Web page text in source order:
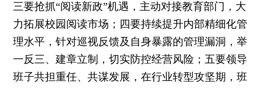
三要抢抓“阅读新政”机遇，主动对接教育部门，大
力拓展校园阅读市场；四要持续提升内部精细化管
理水平，针对巡视反馈及自身暴露的管理漏洞，举
一反三、建章立制，切实防控经营风险；五要领导
班子共担重任、共谋发展，在行业转型攻坚期，班